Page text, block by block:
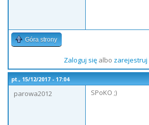
Góra strony
Zaloguj sięalbo zarejestruj
pt., 15/12/2017 - 17:04
parowa2012
SPoKO ;)